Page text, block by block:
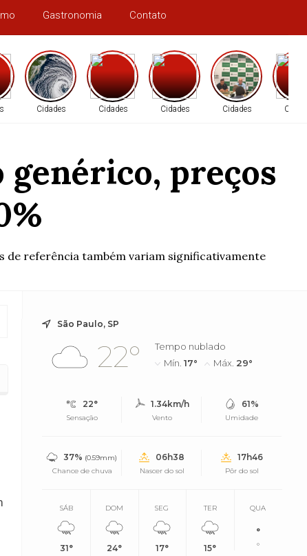
Gastronomia Contato
Cidades Cidades Cidades Cidades
genérico, preços
de referência também variam significativamente
São Paulo, SP
22°
Tempo nublado
Mín.17° Máx. 29°
22°
Sensação
1.34km/h
Vento
61%
Umidade
37% (0.59mm)
Chance de chuva
06h38
Nascer do sol
17h46
Pôr do sol
SÁB
31°
DOM
24°
SEG
17°
TER
15°
QUA
°
°